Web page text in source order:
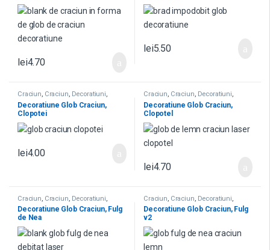
lei4.70
lei5.50
Craciun, Craciun, Decoratiuni,
Globuri
Globuri
Decoratiune Glob Craciun,
Clopotei
lei4.00
Craciun, Craciun, Decoratiuni,
Globuri
Globuri
Decoratiune Glob Craciun,
Clopotel
lei4.70
Craciun, Craciun, Decoratiuni,
Globuri
Globuri
Decoratiune Glob Craciun, Fulg
de Nea
Craciun, Craciun, Decoratiuni,
Globuri
Globuri
Decoratiune Glob Craciun, Fulg
v2